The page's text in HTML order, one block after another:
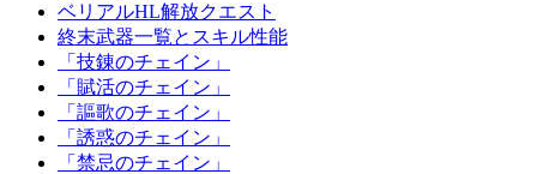
ベリアルHL解放クエスト
終末武器一覧とスキル性能
「技錬のチェイン」
「賦活のチェイン」
「謳歌のチェイン」
「誘惑のチェイン」
「禁忌のチェイン」